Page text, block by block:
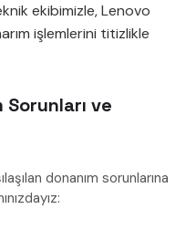
ekibimizle, Lenovo
işlemlerini titizlikle
Sorunları ve
donanım sorunlarına